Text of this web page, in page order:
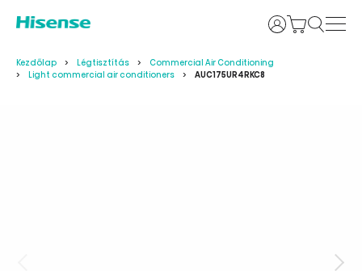
Bejelentkezés
Kezdőlap Légtisztítás
Commercial Air Conditioning
Light commercial air conditioners
AUC175UR4RKC8